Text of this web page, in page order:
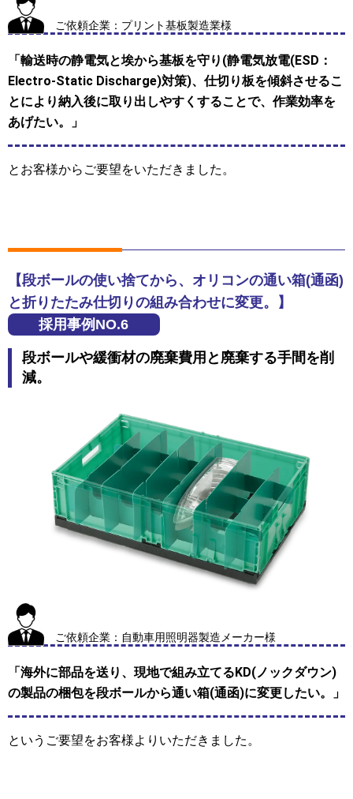
ご依頼企業：プリント基板製造業様
「輸送時の静電気と埃から基板を守り(静電気放電(ESD：
Electro-Static Discharge)対策)、仕切り板を傾斜させるこ
とにより納入後に取り出しやすくすることで、作業効率を
あげたい。」
とお客様からご要望をいただきました。
【段ボールの使い捨てから、オリコンの通い箱(通函)
と折りたたみ仕切りの組み合わせに変更。】
採用事例NO.6
段ボールや緩衝材の廃棄費用と廃棄する手間を削
減。
ご依頼企業：自動車用照明器製造メーカー様
「海外に部品を送り、現地で組み立てるKD(ノックダウン)
の製品の梱包を段ボールから通い箱(通函)に変更したい。」
というご要望をお客様よりいただきました。